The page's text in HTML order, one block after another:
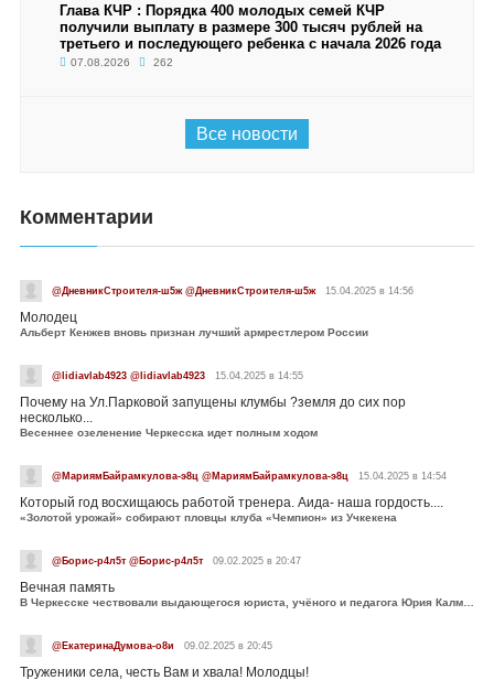
Глава КЧР : Порядка 400 молодых семей КЧР
получили выплату в размере 300 тысяч рублей на
третьего и последующего ребенка с начала 2026 года
07.08.2026 262
Все новости
Комментарии
@ДневникСтроителя-ш5ж @ДневникСтроителя-ш5ж 15.04.2025 в 14:56
Молодец
Альберт Кенжев вновь признан лучший армрестлером России
@lidiavlab4923 @lidiavlab4923 15.04.2025 в 14:55
Почему на Ул.Парковой запущены клумбы ?земля до сих пор
несколько...
Весеннее озеленение Черкесска идет полным ходом
@МариямБайрамкулова-э8ц @МариямБайрамкулова-э8ц 15.04.2025 в 14:54
Который год восхищаюсь работой тренера. Аида- наша гордость....
«Золотой урожай» собирают пловцы клуба «Чемпион» из Учкекена
@Борис-р4л5т @Борис-р4л5т 09.02.2025 в 20:47
Вечная память
В Черкесске чествовали выдающегося юриста, учёного и педагога Юрия Калмыкова
@ЕкатеринаДумова-о8и 09.02.2025 в 20:45
Труженики села, честь Вам и хвала! Молодцы!